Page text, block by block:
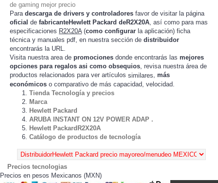
de gaming mejor precio
Para descarga de drivers y controladores favor de visitar la página
oficial de fabricanteHewlett Packard deR2X20A , así como para mas
especificaciones R2X20A (como configurar la aplicación) ficha
técnica y manuales pdf, en nuestra sección de distribuidor
encontrarás la URL.
Visita nuestra area de promociones donde encontrarás las mejores
opciones para regalos asi como obsequios, revisa nuestra área de
productos relacionados para ver artículos similares, más
económicos o comparativo de más capacidad, velocidad.
Tienda Tecnología y precios
Marca
Hewlett Packard
ARUBA INSTANT ON 12V POWER ADAP .
Hewlett PackardR2X20A
Catálogo de productos de tecnología
Precios tecnologias
Precios en pesos Mexicanos (MXN)